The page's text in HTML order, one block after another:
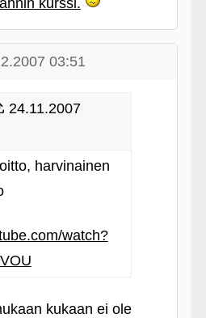
kurssi.
03:51
24.11.2007
harvinainen
watch?
kukaan ei ole